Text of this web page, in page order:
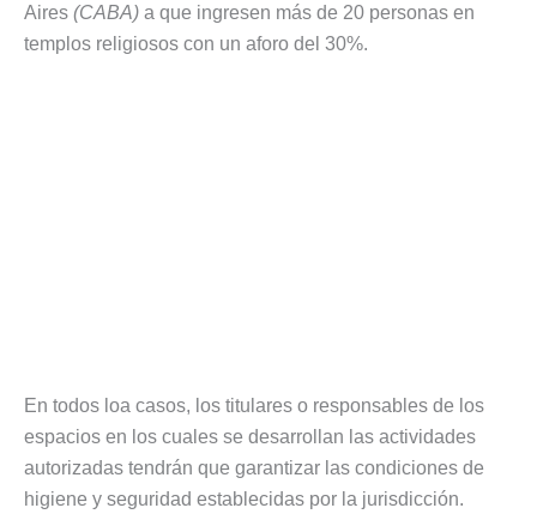
Aires (CABA) a que ingresen más de 20 personas en
templos religiosos con un aforo del 30%.
En todos loa casos, los titulares o responsables de los
espacios en los cuales se desarrollan las actividades
autorizadas tendrán que garantizar las condiciones de
higiene y seguridad establecidas por la jurisdicción.